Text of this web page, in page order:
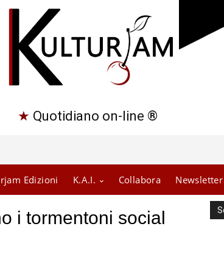
★ Quotidiano on-line ®
Edizioni K.A.I. Collabora Newsletter
i tormentoni social